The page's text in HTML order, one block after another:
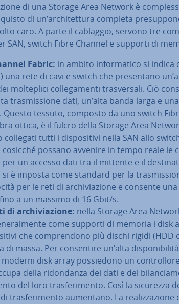
di una Storage Area Network è
di un’ar­chi­tet­tu­ra completa
caro. A parte il cablaggio, servono tre
SAN, switch Fibre Channel e supporti di
Fabric: in ambito in­for­ma­ti­co si indica
una rete di cavi e switch che pre­sen­ta­no
mol­te­pli­ci col­le­ga­men­ti tra­sver­sa­li. Ciò
tra­smis­sio­ne dati, un’alta banda larga e
Questo tessuto, composto da uno switch
ottica, è il fulcro della Storage Area
collegati tutti i di­spo­si­ti­vi nella SAN allo
cosicché possano avvenire in tempo reale le
per un accesso dati tra il mittente e il
si è imposta come standard per la
per le reti di ar­chi­via­zio­ne e consente
a un massimo di 16 Gbit/s.
di ar­chi­via­zio­ne: nella Storage Area
come supporti di memoria i disk
che com­pren­do­no più dischi rigidi (HDD
di massa. Per con­sen­ti­re un’alta
moderni disk array pos­sie­do­no un
della ri­don­dan­za dei dati e del
del loro tra­sfe­ri­men­to. Così la sicurezza
tra­sfe­ri­men­to aumentano. La rea­liz­za­zio­ne